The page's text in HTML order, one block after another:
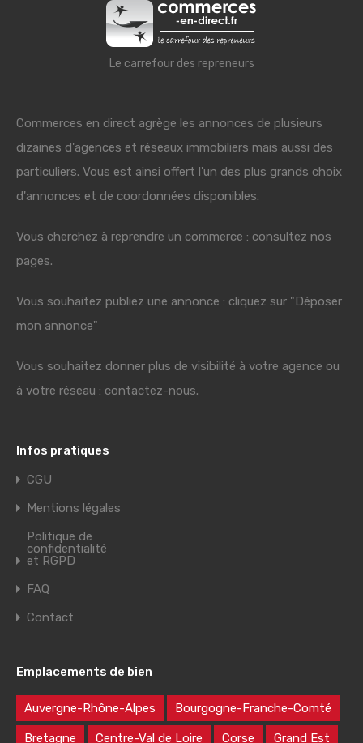
Le carrefour des repreneurs
Commerces en direct agrège les annonces de plusieurs
dizaines d'agences et réseaux immobiliers mais aussi des
particuliers. Vous est ainsi offert l'un des plus grands choix
d'annonces et de coordonnées disponibles.
Vous cherchez à reprendre un commerce : consultez nos
pages.
Vous souhaitez publiez une annonce : cliquez sur "Déposer
mon annonce"
Vous souhaitez donner plus de visibilité à votre agence ou
à votre réseau : contactez-nous.
Infos pratiques
CGU
Mentions légales
Politique de
confidentialité
et RGPD
FAQ
Contact
Emplacements de bien
Auvergne-Rhône-Alpes Bourgogne-Franche-Comté
Bretagne Centre-Val de Loire Corse Grand Est